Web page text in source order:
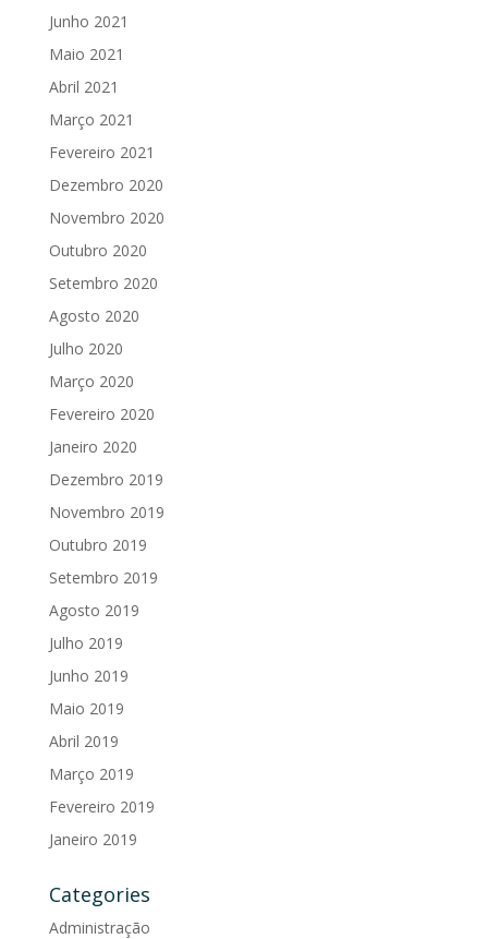
Junho 2021
Maio 2021
Abril 2021
Março 2021
Fevereiro 2021
Dezembro 2020
Novembro 2020
Outubro 2020
Setembro 2020
Agosto 2020
Julho 2020
Março 2020
Fevereiro 2020
Janeiro 2020
Dezembro 2019
Novembro 2019
Outubro 2019
Setembro 2019
Agosto 2019
Julho 2019
Junho 2019
Maio 2019
Abril 2019
Março 2019
Fevereiro 2019
Janeiro 2019
Categories
Administração